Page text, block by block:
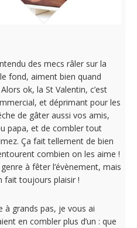
des mecs râler sur la
fond, aiment bien quand
ok, la St Valentin, c’est
et déprimant pour les
de gâter aussi vos amis,
papa, et de combler tout
Ça fait tellement de bien
combien on les aime !
à fêter l’évènement, mais
fait toujours plaisir !
à grands pas, je vous ai
en combler plus d’un : que